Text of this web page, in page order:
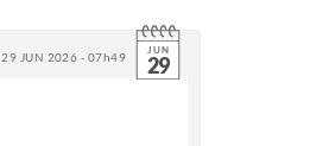
29 JUN 2026 - 07h49 JUN
29